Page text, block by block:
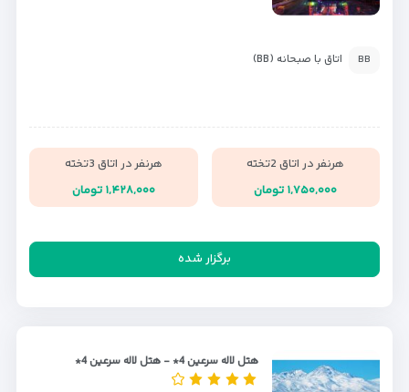
BB اتاق با صبحانه (BB)
هرنفر در اتاق 2تخته
۱,۷۵۰,۰۰۰ تومان
هرنفر در اتاق 3تخته
۱,۴۲۸,۰۰۰ تومان
برگزار شده
هتل لاله سرعین 4* - هتل لاله سرعین 4*